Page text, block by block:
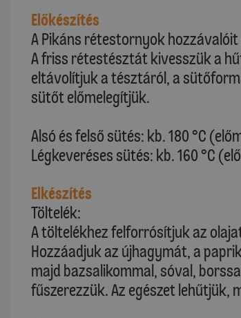
Előkészítés
A Pikáns rétestornyok
A friss rétestésztát kivesszük a
eltávolítjuk a tésztáról, a
sütőt előmelegítjük.
Alsó és felső sütés: kb. 180 °C
Légkeveréses sütés: kb. 160 °C
Elkészítés
Töltelék:
A töltelékhez felforrósítjuk az
Hozzáadjuk az újhagymát, a
majd bazsalikommal, sóval,
fűszerezzük. Az egészet lehűtjük,